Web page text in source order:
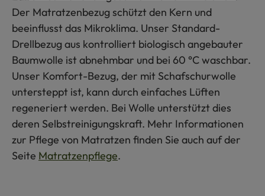
Der Matratzenbezug schützt den Kern und
beeinflusst das Mikroklima. Unser Standard-
Drellbezug aus kontrolliert biologisch angebauter
Baumwolle ist abnehmbar und bei 60 °C waschbar.
Unser Komfort-Bezug, der mit Schafschurwolle
untersteppt ist, kann durch einfaches Lüften
regeneriert werden. Bei Wolle unterstützt dies
deren Selbstreinigungskraft. Mehr Informationen
zur Pflege von Matratzen finden Sie auch auf der
Seite Matratzenpflege.